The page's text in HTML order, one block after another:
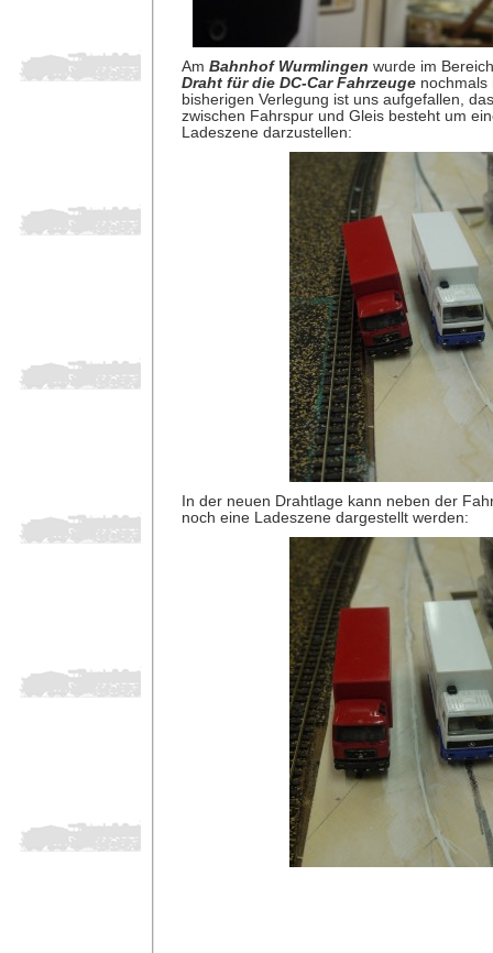
Am Bahnhof Wurmlingen wurde im
Draht für die DC-Car Fahrzeugenochmals
bisherigen Verlegung ist uns aufgefallen,
zwischen Fahrspur und Gleis besteht um
Ladeszene darzustellen:
In der neuen Drahtlage kann neben der
noch eine Ladeszene dargestellt werden: